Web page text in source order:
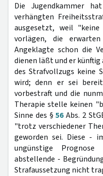
Die Jugendkammer
verhängten
ausgesetzt, weil "keine
vorlägen, die
Angeklagte schon die
dienen läßt und er künftig
des Strafvollzugs keine
wird; denn er sei
vorbestraft und die
Therapie stelle keinen
Sinne des §56Abs. 2
"trotz verschiedener
geworden sei. Diese -
ungünstige
abstellende -
Strafaussetzung nicht